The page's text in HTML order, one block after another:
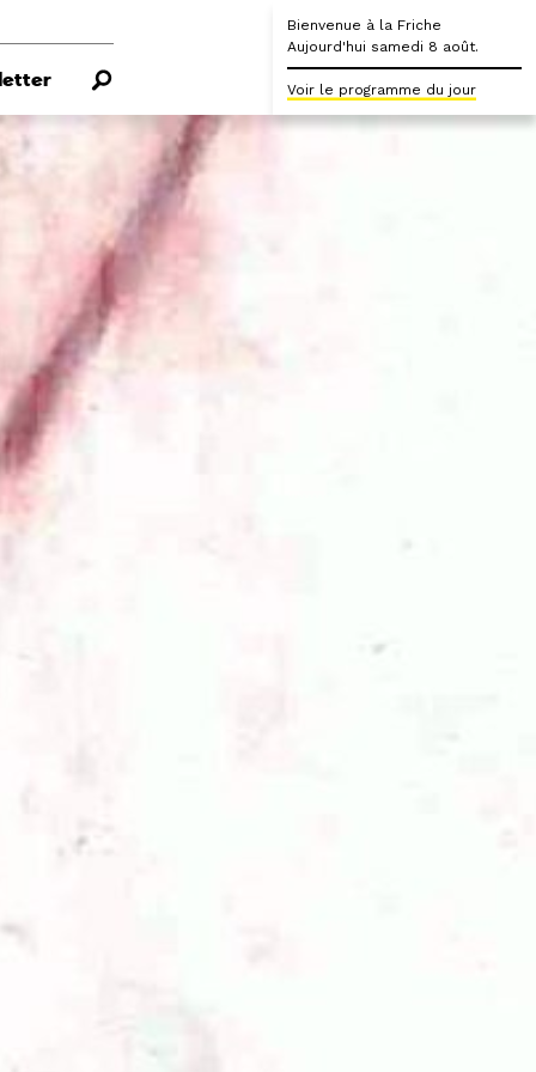
Bienvenue à la Friche
Aujourd'hui samedi 8 août.
Voir le programme du jour